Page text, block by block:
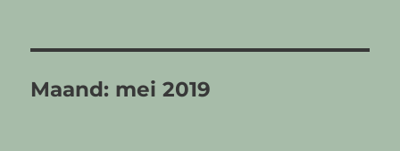
Maand: mei 2019